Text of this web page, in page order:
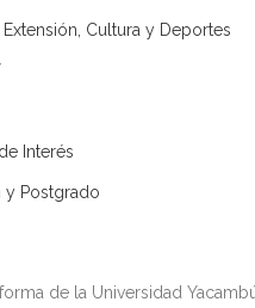
Cultura y Deportes
Interés
y Postgrado
de la Universidad